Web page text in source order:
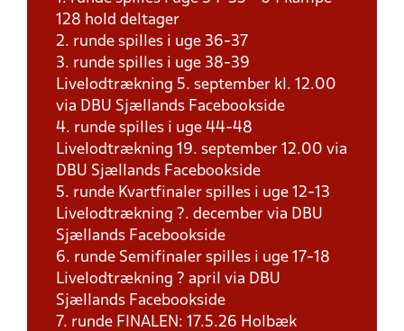
128 hold deltager
2. runde spilles i uge 36-37
3. runde spilles i uge 38-39
Livelodtrækning 5. september kl. 12.00
via DBU Sjællands Facebookside
4. runde spilles i uge 44-48
Livelodtrækning 19. september 12.00 via
DBU Sjællands Facebookside
5. runde Kvartfinaler spilles i uge 12-13
Livelodtrækning ?. december via DBU
Sjællands Facebookside
6. runde Semifinaler spilles i uge 17-18
Livelodtrækning ? april via DBU
Sjællands Facebookside
7. runde FINALEN: 17.5.26 Holbæk